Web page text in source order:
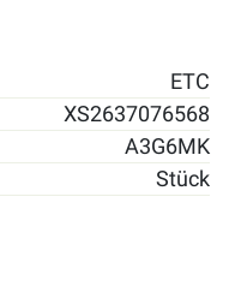
ETC
XS2637076568
A3G6MK
Stück